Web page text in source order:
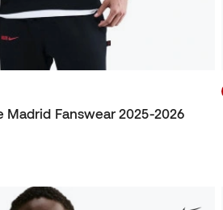
Fanswear 2025-2026